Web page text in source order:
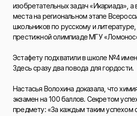
изобретательных задач «Икариада»,
места на региональном этапе
школьников по русскому и
престижной олимпиаде МГУ
Эстафету подхватили в школе №4
Здесь сразу два повода для гордости.
Настасья Волохина доказала, что
экзамен на 100 баллов. Секретом
предмету: «За каждым таким успехом